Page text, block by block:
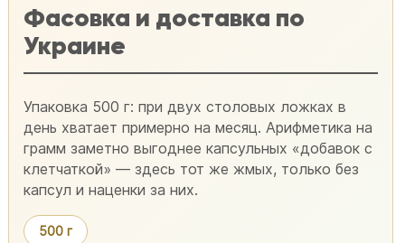
Фасовка и доставка по
Украине
Упаковка 500 г: при двух столовых ложках в
день хватает примерно на месяц. Арифметика на
грамм заметно выгоднее капсульных «добавок с
клетчаткой» — здесь тот же жмых, только без
капсул и наценки за них.
500 г